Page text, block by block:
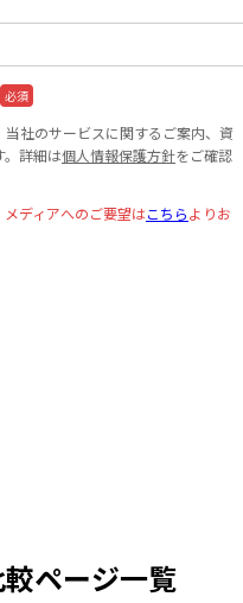
必須
社のサービスに関するご案内、資
詳細は個人情報保護方針をご確認
ディアへのご要望はこちらよりお
ページ一覧